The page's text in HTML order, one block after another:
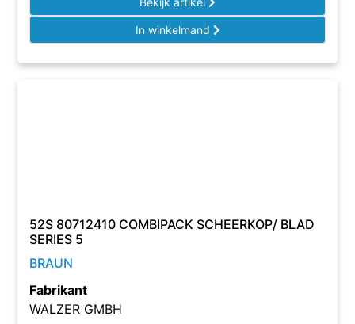
In winkelmand
52S 80712410 COMBIPACK SCHEERKOP/ BLAD
SERIES 5
BRAUN
Fabrikant
WALZER GMBH